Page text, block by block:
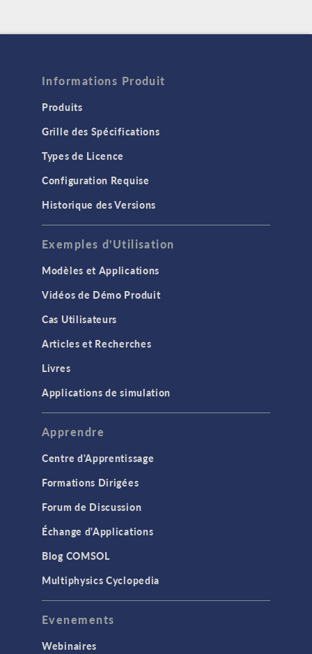
Informations Produit
Produits
Grille des Spécifications
Types de Licence
Configuration Requise
Historique des Versions
Exemples d'Utilisation
Modèles et Applications
Vidéos de Démo Produit
Cas Utilisateurs
Articles et Recherches
Livres
Applications de simulation
Apprendre
Centre d'Apprentissage
Formations Dirigées
Forum de Discussion
Échange d'Applications
Blog COMSOL
Multiphysics Cyclopedia
Evenements
Webinaires